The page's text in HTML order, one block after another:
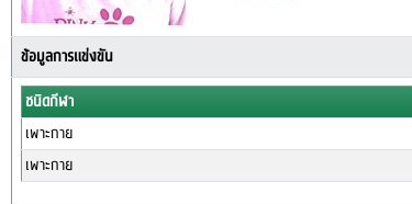
ข้อมูลการแข่งขัน
ชนิดกีฬา
เพาะกาย
เพาะกาย